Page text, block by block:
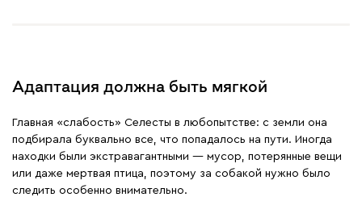
Адаптация должна быть мягкой
Главная «слабость» Селесты в любопытстве: с земли она
подбирала буквально все, что попадалось на пути. Иногда
находки были экстравагантными — мусор, потерянные вещи
или даже мертвая птица, поэтому за собакой нужно было
следить особенно внимательно.